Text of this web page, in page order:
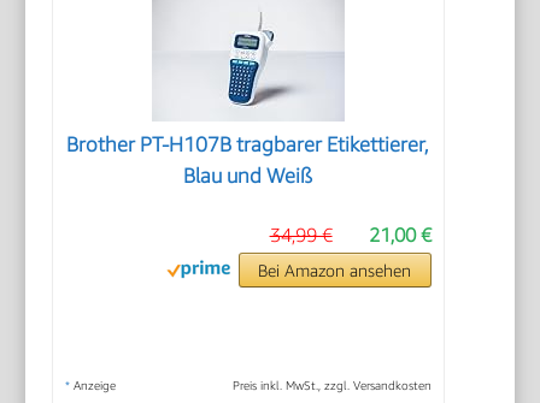
Brother PT-H107B tragbarer Etikettierer,
Blau und Weiß
21,00 €
34,99 €
Bei Amazon ansehen
* Anzeige Preis inkl. MwSt., zzgl. Versandkosten